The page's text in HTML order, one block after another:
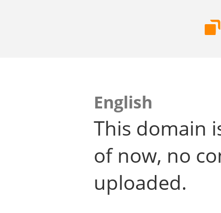
English
This domain
of now, no
uploaded.